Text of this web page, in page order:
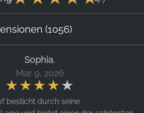
(1056)
Sophia,
Mar 9, 2026
besticht durch seine